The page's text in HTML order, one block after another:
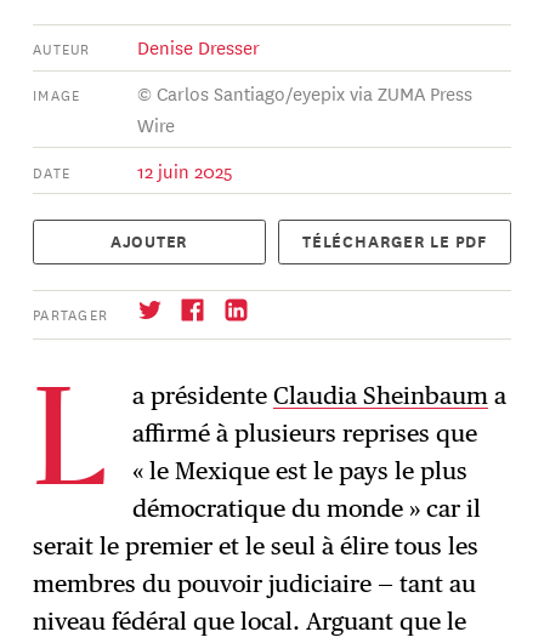
AUTEUR Denise Dresser
IMAGE
© Carlos Santiago/eyepix via ZUMA Press
Wire
DATE 12 juin 2025
AJOUTER TÉLÉCHARGER LE PDF
PARTAGER
S'abonner
L a présidenteClaudia Sheinbaum a
affirmé à plusieurs reprises que
« le Mexique est le pays le plus
démocratique du monde » car il
serait le premier et le seul à élire tous les
membres du pouvoir judiciaire — tant au
niveau fédéral que local. Arguant que le